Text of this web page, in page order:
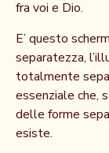
fra voi e Dio.
E’ questo
separatezza,
totalmente
essenziale che,
delle forme
esiste.